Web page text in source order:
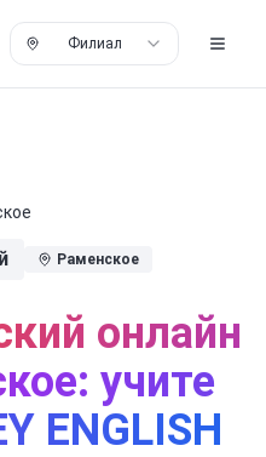
Филиал
Раменское
онлайн
учите
ENGLISH